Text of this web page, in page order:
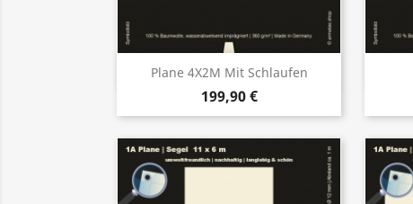
Plane 4X2M Mit Schlaufen
199,90 €
Vorschau